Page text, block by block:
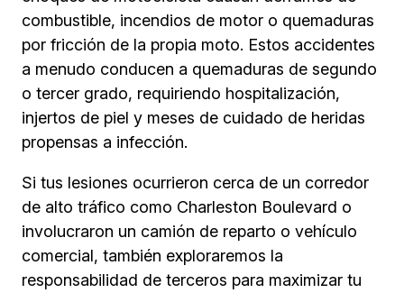
combustible, incendios de motor o quemaduras
por fricción de la propia moto. Estos accidentes
a menudo conducen a quemaduras de segundo
o tercer grado, requiriendo hospitalización,
injertos de piel y meses de cuidado de heridas
propensas a infección.
Si tus lesiones ocurrieron cerca de un corredor
de alto tráfico como Charleston Boulevard o
involucraron un camión de reparto o vehículo
comercial, también exploraremos la
responsabilidad de terceros para maximizar tu